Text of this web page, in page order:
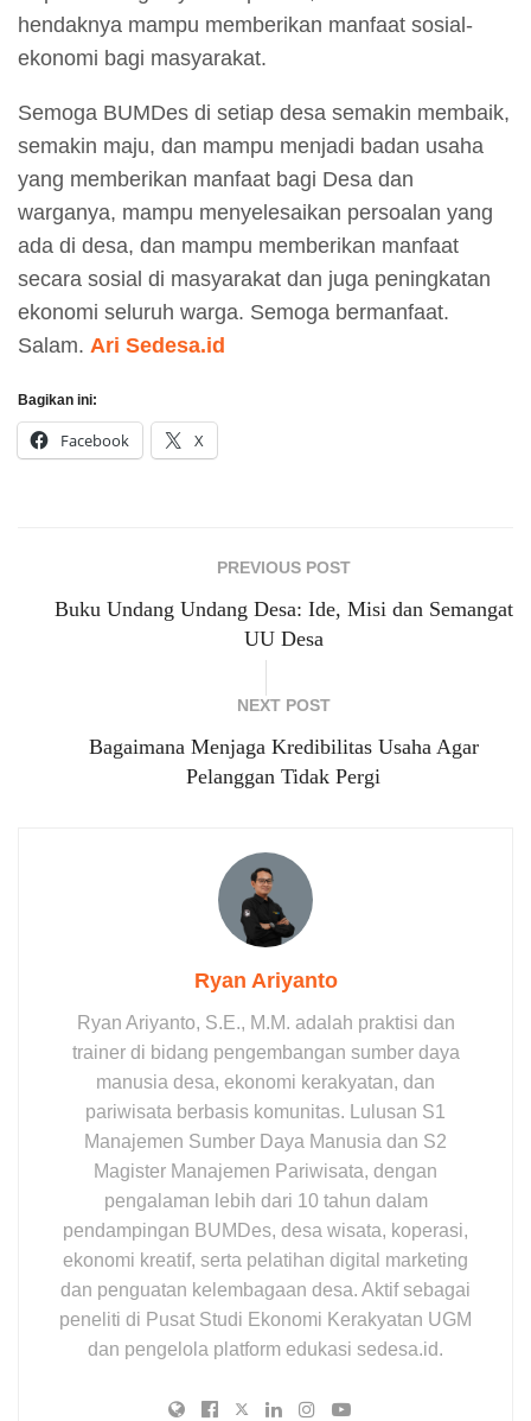
hendaknya mampu memberikan manfaat sosial-
ekonomi bagi masyarakat.
Semoga BUMDes di setiap desa semakin membaik,
semakin maju, dan mampu menjadi badan usaha
yang memberikan manfaat bagi Desa dan
warganya, mampu menyelesaikan persoalan yang
ada di desa, dan mampu memberikan manfaat
secara sosial di masyarakat dan juga peningkatan
ekonomi seluruh warga. Semoga bermanfaat.
Salam. Ari Sedesa.id
Bagikan ini:
Facebook X
PREVIOUS POST
Buku Undang Undang Desa: Ide, Misi dan Semangat
UU Desa
NEXT POST
Bagaimana Menjaga Kredibilitas Usaha Agar
Pelanggan Tidak Pergi
Ryan Ariyanto
Ryan Ariyanto, S.E., M.M. adalah praktisi dan
trainer di bidang pengembangan sumber daya
manusia desa, ekonomi kerakyatan, dan
pariwisata berbasis komunitas. Lulusan S1
Manajemen Sumber Daya Manusia dan S2
Magister Manajemen Pariwisata, dengan
pengalaman lebih dari 10 tahun dalam
pendampingan BUMDes, desa wisata, koperasi,
ekonomi kreatif, serta pelatihan digital marketing
dan penguatan kelembagaan desa. Aktif sebagai
peneliti di Pusat Studi Ekonomi Kerakyatan UGM
dan pengelola platform edukasi sedesa.id.